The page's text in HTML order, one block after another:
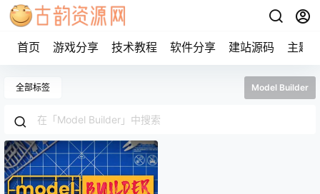
首页 游戏分享 技术教程 软件分享 建站源码 主题
全部标签 Model Builder